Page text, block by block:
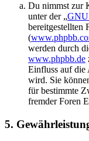
Du nimmst zur
unter der „GNU
bereitgestellten
(
werden durch
www.phpbb.de
Einfluss auf die
wird. Sie
für bestimmte
fremder Foren
5.